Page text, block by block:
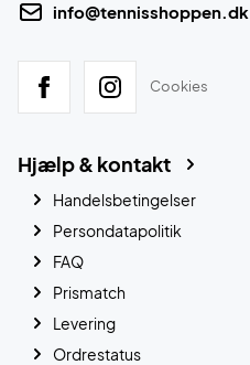
info@tennisshoppen.dk
Cookies
Hjælp & kontakt
Handelsbetingelser
Persondatapolitik
FAQ
Prismatch
Levering
Ordrestatus